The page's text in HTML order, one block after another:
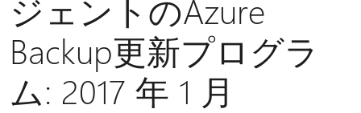
ジェントのAzure
Backup更新プログラ
ム: 2017 年 1 月